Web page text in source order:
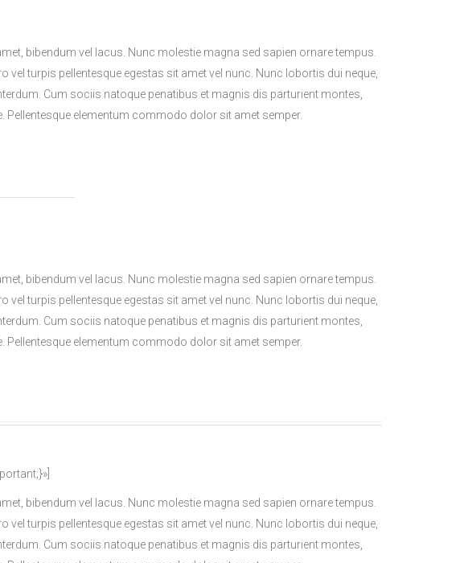
bibendum vel lacus. Nunc molestie magna sed sapien ornare tempus.
turpis pellentesque egestas sit amet vel nunc. Nunc lobortis dui neque,
Cum sociis natoque penatibus et magnis dis parturient montes,
elementum commodo dolor sit amet semper.
bibendum vel lacus. Nunc molestie magna sed sapien ornare tempus.
turpis pellentesque egestas sit amet vel nunc. Nunc lobortis dui neque,
Cum sociis natoque penatibus et magnis dis parturient montes,
elementum commodo dolor sit amet semper.
bibendum vel lacus. Nunc molestie magna sed sapien ornare tempus.
turpis pellentesque egestas sit amet vel nunc. Nunc lobortis dui neque,
Cum sociis natoque penatibus et magnis dis parturient montes,